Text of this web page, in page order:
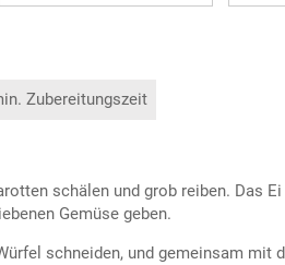
Zubereitungszeit
schälen und grob reiben. Das Ei
Gemüse geben.
schneiden, und gemeinsam mit